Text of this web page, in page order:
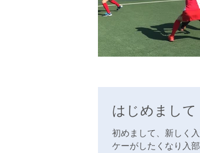
はじめまして
初めまして、新しく
ケーがしたくなり入